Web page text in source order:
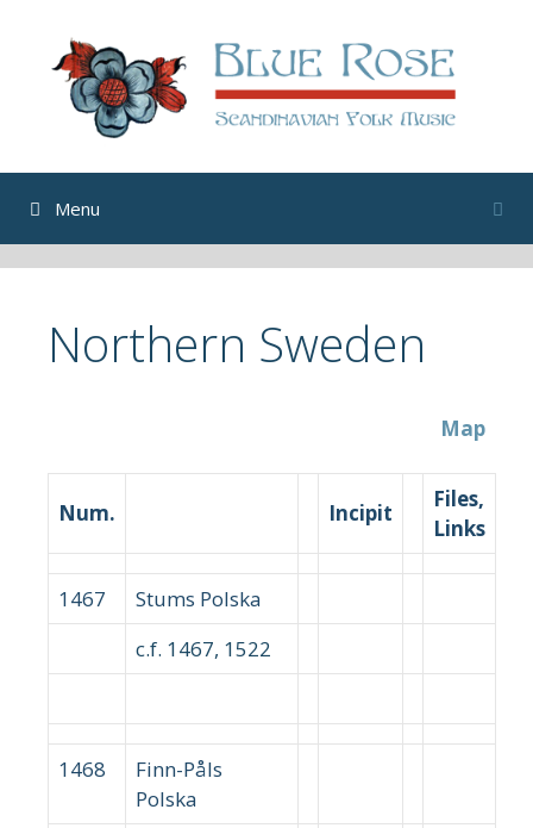
content
Menu
Northern Sweden
Map
Num. Incipit
Files,
Links
1467
Stums Polska
c.f. 1467, 1522
1468
Finn-Påls
Polska